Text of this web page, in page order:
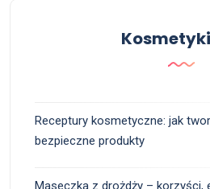
Receptury kosmetyczne: jak
bezpieczne produkty
Maseczka z drożdży – korzyści,